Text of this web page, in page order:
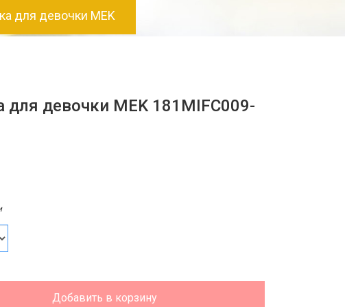
для девочки MEK
девочки MEK 181MIFC009-
Добавить в корзину